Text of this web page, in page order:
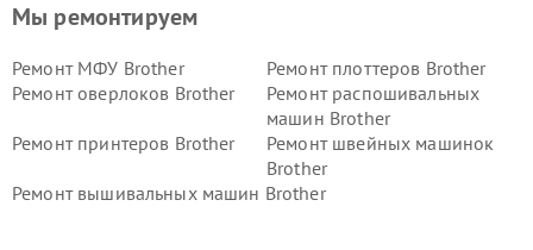
Мы ремонтируем
Ремонт МФУ Brother
Ремонт плоттеров Brother
Ремонт оверлоков Brother
Ремонт распошивальных
машин Brother
Ремонт принтеров Brother
Ремонт швейных машинок
Brother
Ремонт вышивальных машин Brother